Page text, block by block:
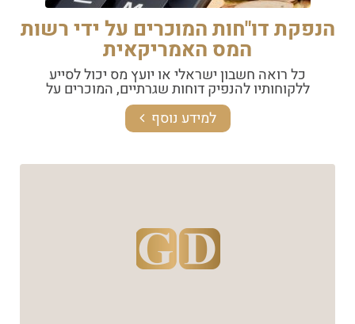
הנפקת דו"חות המוכרים על ידי רשות
המס האמריקאית
כל רואה חשבון ישראלי או יועץ מס יכול לסייע
ללקוחותיו להנפיק דוחות שגרתיים, המוכרים על
למידע נוסף